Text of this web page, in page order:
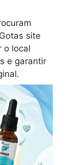
site
o local
e garantir